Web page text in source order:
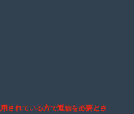
されている方で返信を必要とさ